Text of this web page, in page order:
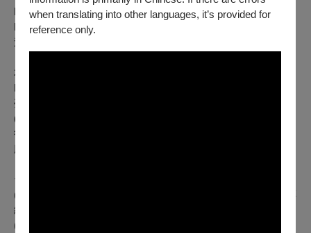
when translating into other languages, it’s provided for
reference only.
NSO之友&愛樂知青享8折、廳院人享8折、廳院迷享8折
NSO之友(身障、敬老身分)、廳院人(身障、敬老身分)、廳院
迷 (身障、敬老身分)享5折
本節目啟售日期：1/8（三）12:00
NSO之友&愛樂知青享9折、廳院人享9折、廳院迷享9折
臺中國家歌劇院會員享9折、臺中國家歌劇院學生會員享75折
(限1張)
衛武營國家藝術文化中心會員9折
廳院青享75折(限1張)
台新卡友專屬優惠：
(1) 即日起至演出日，透過OPENTIX售票網購買票券（不限票
級）享9折優惠，票券售完為止。
(2) 持台新信用卡購買本節目，不限票級，即贈國家交響樂團